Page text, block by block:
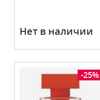
Нет в наличии
-25%